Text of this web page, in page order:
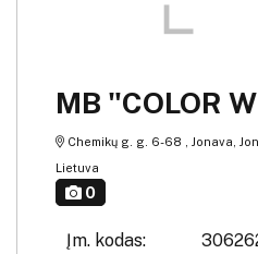
MB "COLOR
Chemikų g. g. 6-68 , Jonava,
Lietuva
0
Įm. kodas: